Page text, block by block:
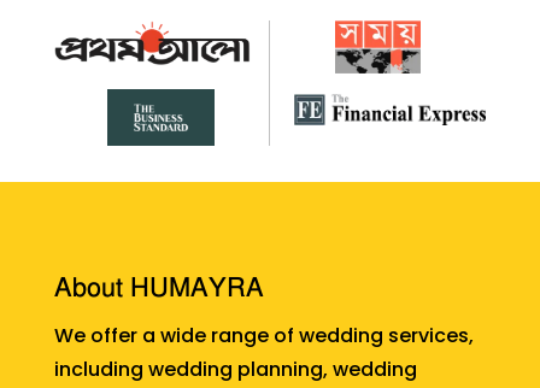
About HUMAYRA
We offer a wide range of wedding services,
including wedding planning, wedding